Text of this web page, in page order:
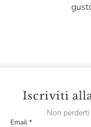
Iscriviti
Non
Email *